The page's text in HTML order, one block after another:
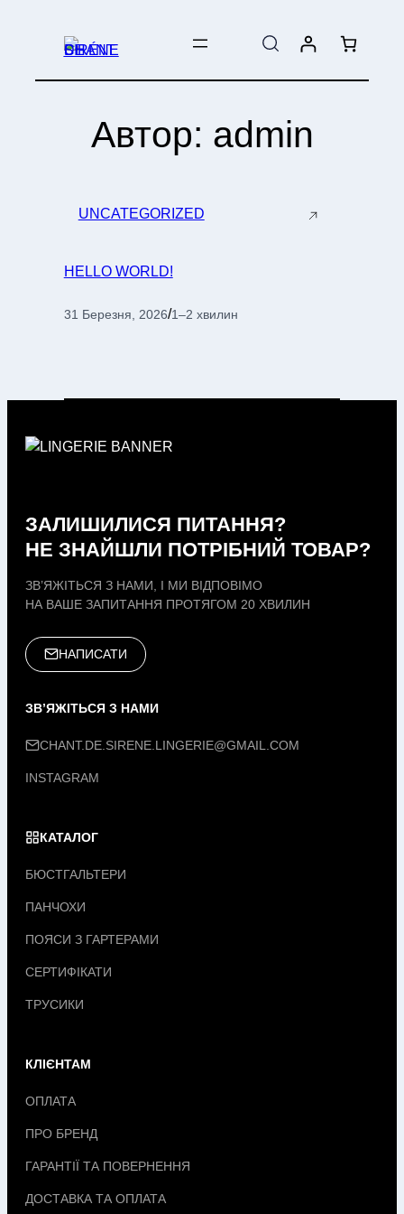
Автор: admin
UNCATEGORIZED
HELLO WORLD!
31 Березня, 2026/1–2 хвилин
ЗАЛИШИЛИСЯ ПИТАННЯ?
НЕ ЗНАЙШЛИ ПОТРІБНИЙ ТОВАР?
ЗВ’ЯЖІТЬСЯ З НАМИ, І МИ ВІДПОВІМО
НА ВАШЕ ЗАПИТАННЯ ПРОТЯГОМ 20 ХВИЛИН
НАПИСАТИ
ЗВ’ЯЖІТЬСЯ З НАМИ
CHANT.DE.SIRENE.LINGERIE@GMAIL.COM
INSTAGRAM
КАТАЛОГ
БЮСТГАЛЬТЕРИ
ПАНЧОХИ
ПОЯСИ З ГАРТЕРАМИ
СЕРТИФІКАТИ
ТРУСИКИ
КЛІЄНТАМ
ОПЛАТА
ПРО БРЕНД
ГАРАНТІЇ ТА ПОВЕРНЕННЯ
ДОСТАВКА ТА ОПЛАТА